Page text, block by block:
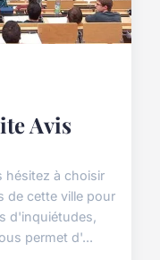
Avis
hésitez à choisir
de cette ville pour
d'inquiétudes,
permet d'...